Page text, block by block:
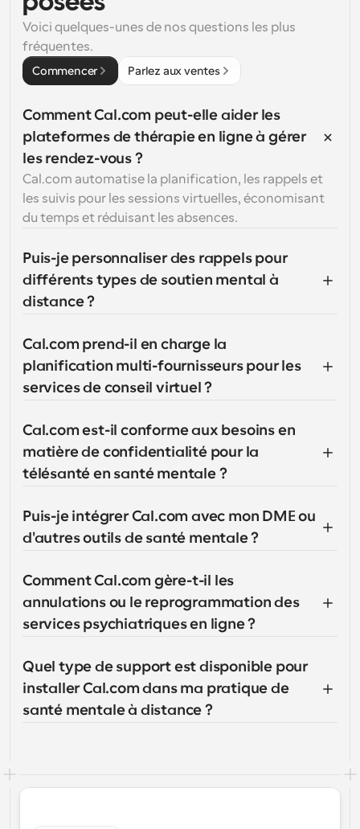
Voici quelques-unes de nos questions les plus
fréquentes.
Commencer Parlez aux ventes
Comment Cal.com peut-elle aider les
plateformes de thérapie en ligne à gérer
les rendez-vous ?
Cal.com automatise la planification, les rappels et
les suivis pour les sessions virtuelles, économisant
du temps et réduisant les absences.
Puis-je personnaliser des rappels pour
différents types de soutien mental à
distance ?
Cal.com prend-il en charge la
planification multi-fournisseurs pour les
services de conseil virtuel ?
Cal.com est-il conforme aux besoins en
matière de confidentialité pour la
télésanté en santé mentale ?
Puis-je intégrer Cal.com avec mon DME ou
d'autres outils de santé mentale ?
Comment Cal.com gère-t-il les
annulations ou le reprogrammation des
services psychiatriques en ligne ?
Quel type de support est disponible pour
installer Cal.com dans ma pratique de
santé mentale à distance ?